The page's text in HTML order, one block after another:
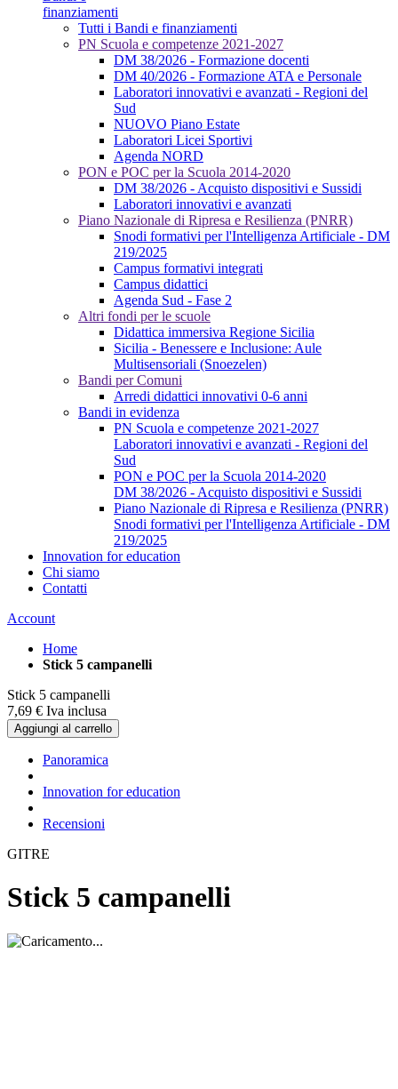
finanziamenti
Tutti i Bandi e finanziamenti
PN Scuola e competenze 2021-2027
DM 38/2026 - Formazione docenti
DM 40/2026 - Formazione ATA e Personale
Laboratori innovativi e avanzati - Regioni del
Sud
NUOVO Piano Estate
Laboratori Licei Sportivi
Agenda NORD
PON e POC per la Scuola 2014-2020
DM 38/2026 - Acquisto dispositivi e Sussidi
Laboratori innovativi e avanzati
Piano Nazionale di Ripresa e Resilienza (PNRR)
Snodi formativi per l'Intelligenza Artificiale - DM
219/2025
Campus formativi integrati
Campus didattici
Agenda Sud - Fase 2
Altri fondi per le scuole
Didattica immersiva Regione Sicilia
Sicilia - Benessere e Inclusione: Aule
Multisensoriali (Snoezelen)
Bandi per Comuni
Arredi didattici innovativi 0-6 anni
Bandi in evidenza
PN Scuola e competenze 2021-2027
Laboratori innovativi e avanzati - Regioni del
Sud
PON e POC per la Scuola 2014-2020
DM 38/2026 - Acquisto dispositivi e Sussidi
Piano Nazionale di Ripresa e Resilienza (PNRR)
Snodi formativi per l'Intelligenza Artificiale - DM
219/2025
Innovation for education
Chi siamo
Contatti
Account
Home
Stick 5 campanelli
Stick 5 campanelli
7,69 € Iva inclusa
Aggiungi al carrello
Panoramica
Innovation for education
Recensioni
GITRE
Stick 5 campanelli